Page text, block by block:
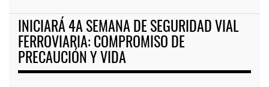
INICIARÁ 4A SEMANA DE SEGURIDAD VIAL
FERROVIARIA: COMPROMISO DE
PRECAUCIÓN Y VIDA